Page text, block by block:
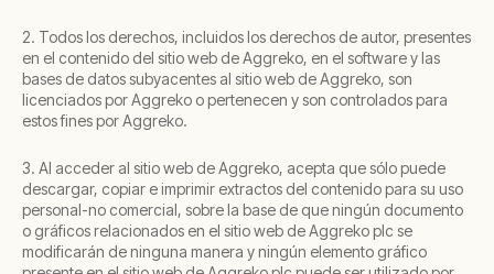
2. Todos los derechos, incluidos los derechos de autor, presentes
en el contenido del sitio web de Aggreko, en el software y las
bases de datos subyacentes al sitio web de Aggreko, son
licenciados por Aggreko o pertenecen y son controlados para
estos fines por Aggreko.
3. Al acceder al sitio web de Aggreko, acepta que sólo puede
descargar, copiar e imprimir extractos del contenido para su uso
personal-no comercial, sobre la base de que ningún documento
o gráficos relacionados en el sitio web de Aggreko plc se
modificarán de ninguna manera y ningún elemento gráfico